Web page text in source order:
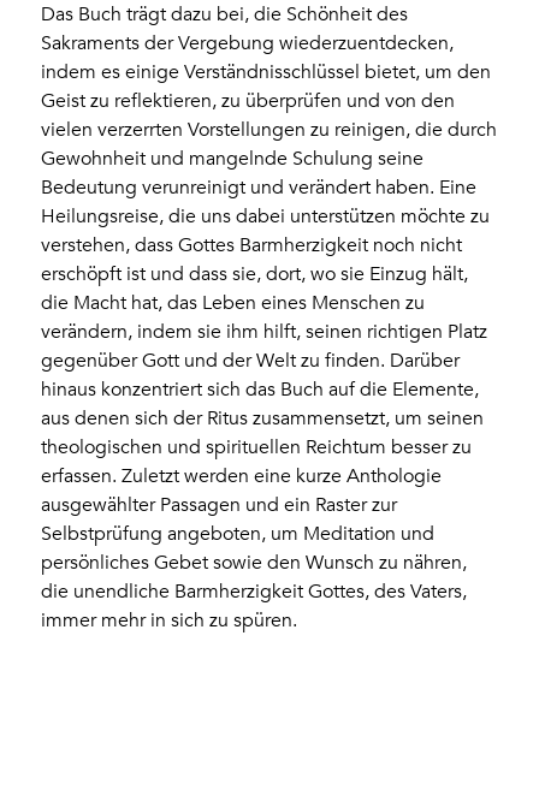
Das Buch trägt dazu bei, die Schönheit des
Sakraments der Vergebung wiederzuentdecken,
indem es einige Verständnisschlüssel bietet, um den
Geist zu reflektieren, zu überprüfen und von den
vielen verzerrten Vorstellungen zu reinigen, die durch
Gewohnheit und mangelnde Schulung seine
Bedeutung verunreinigt und verändert haben. Eine
Heilungsreise, die uns dabei unterstützen möchte zu
verstehen, dass Gottes Barmherzigkeit noch nicht
erschöpft ist und dass sie, dort, wo sie Einzug hält,
die Macht hat, das Leben eines Menschen zu
verändern, indem sie ihm hilft, seinen richtigen Platz
gegenüber Gott und der Welt zu finden. Darüber
hinaus konzentriert sich das Buch auf die Elemente,
aus denen sich der Ritus zusammensetzt, um seinen
theologischen und spirituellen Reichtum besser zu
erfassen. Zuletzt werden eine kurze Anthologie
ausgewählter Passagen und ein Raster zur
Selbstprüfung angeboten, um Meditation und
persönliches Gebet sowie den Wunsch zu nähren,
die unendliche Barmherzigkeit Gottes, des Vaters,
immer mehr in sich zu spüren.